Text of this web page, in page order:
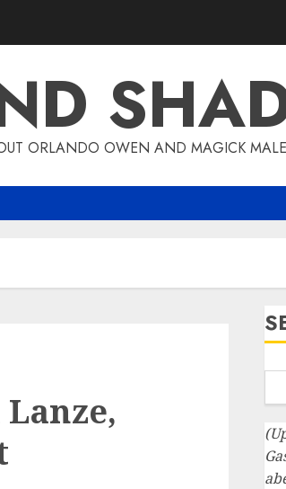
ORLANDO OWEN AND MAGICK MALE